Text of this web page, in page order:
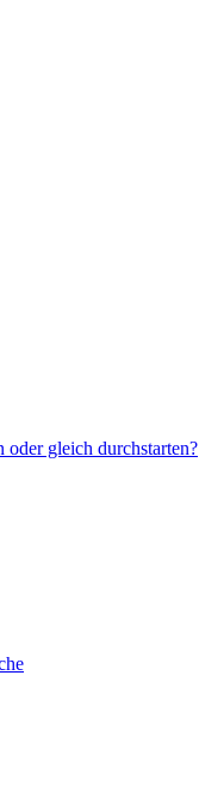
oder gleich durchstarten?